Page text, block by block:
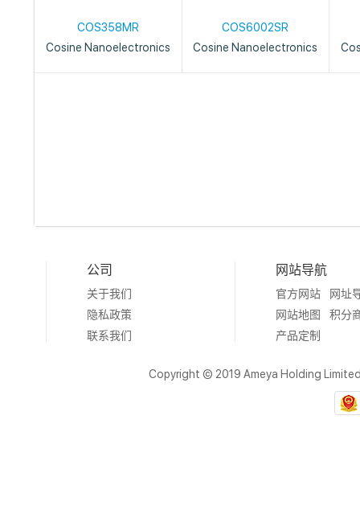
COS358MR
Cosine Nanoelectronics
COS6002SR
Cosine Nanoelectronics
公司
关于我们
隐私政策
联系我们
网站导航
官方网站
网址
网站地图
积分
产品定制
Copyright © 2019 Ameya Holding